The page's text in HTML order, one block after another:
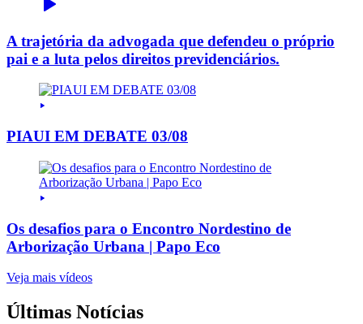
A trajetória da advogada que defendeu o próprio
pai e a luta pelos direitos previdenciários.
PIAUI EM DEBATE 03/08
Os desafios para o Encontro Nordestino de
Arborização Urbana | Papo Eco
Veja mais vídeos
Últimas Notícias